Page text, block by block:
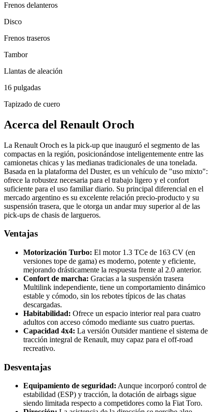
Frenos delanteros
Disco
Frenos traseros
Tambor
Llantas de aleación
16 pulgadas
Tapizado de cuero
Acerca del Renault Oroch
La Renault Oroch es la pick-up que inauguró el segmento de las
compactas en la región, posicionándose inteligentemente entre las
camionetas chicas y las medianas tradicionales de una tonelada.
Basada en la plataforma del Duster, es un vehículo de "uso mixto":
ofrece la robustez necesaria para el trabajo ligero y el confort
suficiente para el uso familiar diario. Su principal diferencial en el
mercado argentino es su excelente relación precio-producto y su
suspensión trasera, que le otorga un andar muy superior al de las
pick-ups de chasis de largueros.
Ventajas
Motorización Turbo: El motor 1.3 TCe de 163 CV (en
versiones tope de gama) es moderno, potente y eficiente,
mejorando drásticamente la respuesta frente al 2.0 anterior.
Confort de marcha: Gracias a la suspensión trasera
Multilink independiente, tiene un comportamiento dinámico
estable y cómodo, sin los rebotes típicos de las chatas
descargadas.
Habitabilidad: Ofrece un espacio interior real para cuatro
adultos con acceso cómodo mediante sus cuatro puertas.
Capacidad 4x4: La versión Outsider mantiene el sistema de
tracción integral de Renault, muy capaz para el off-road
recreativo.
Desventajas
Equipamiento de seguridad: Aunque incorporó control de
estabilidad (ESP) y tracción, la dotación de airbags sigue
siendo limitada respecto a competidores como la Fiat Toro.